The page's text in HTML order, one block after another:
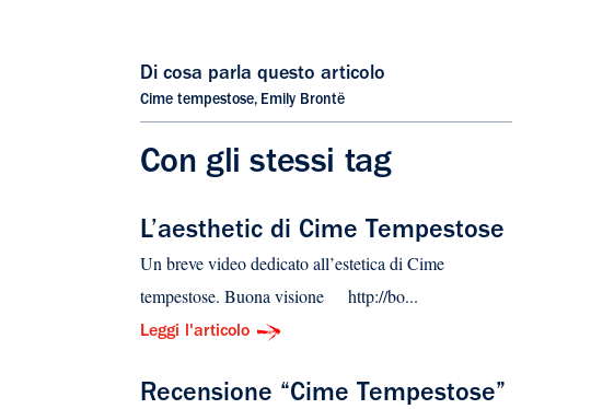
Di cosa parla questo articolo
Cime tempestose, Emily Brontë
Con gli stessi tag
L’aesthetic di Cime Tempestose
Un breve video dedicato all’estetica di Cime
tempestose. Buona visione http://bo...
Leggi l'articolo
Recensione “Cime Tempestose”